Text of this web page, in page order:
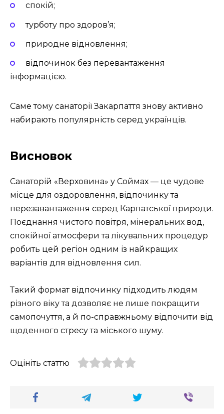
спокій;
турботу про здоров’я;
природне відновлення;
відпочинок без перевантаження
інформацією.
Саме тому санаторії Закарпаття знову активно
набирають популярність серед українців.
Висновок
Санаторій «Верховина» у Соймах — це чудове
місце для оздоровлення, відпочинку та
перезавантаження серед Карпатської природи.
Поєднання чистого повітря, мінеральних вод,
спокійної атмосфери та лікувальних процедур
робить цей регіон одним із найкращих
варіантів для відновлення сил.
Такий формат відпочинку підходить людям
різного віку та дозволяє не лише покращити
самопочуття, а й по-справжньому відпочити від
щоденного стресу та міського шуму.
Оцініть статтю